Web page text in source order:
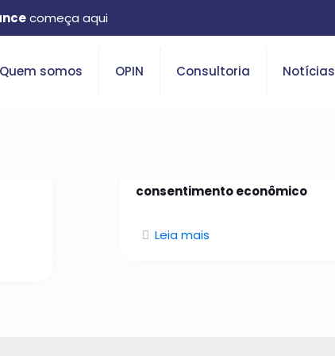
começa aqui
Quem somos OPIN Consultoria Notícias
consentimento econômico
Leia mais